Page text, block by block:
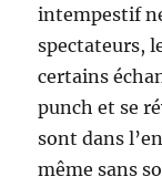
intempestif
spectateurs,
certains
punch et se
sont dans
même sans